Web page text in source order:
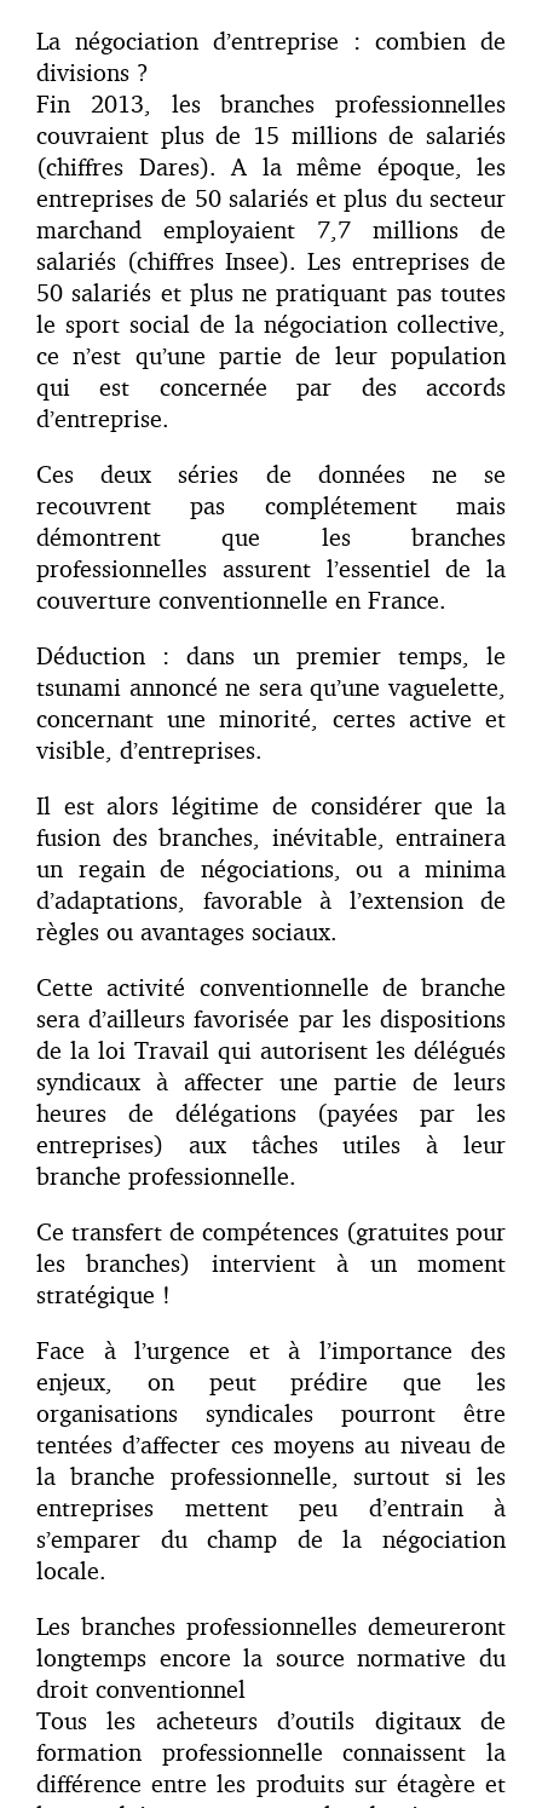
La négociation d’entreprise : combien de
divisions ?
Fin 2013, les branches professionnelles
couvraient plus de 15 millions de salariés
(chiffres Dares). A la même époque, les
entreprises de 50 salariés et plus du secteur
marchand employaient 7,7 millions de
salariés (chiffres Insee). Les entreprises de
50 salariés et plus ne pratiquant pas toutes
le sport social de la négociation collective,
ce n’est qu’une partie de leur population
qui est concernée par des accords
d’entreprise.
Ces deux séries de données ne se
recouvrent pas complétement mais
démontrent que les branches
professionnelles assurent l’essentiel de la
couverture conventionnelle en France.
Déduction : dans un premier temps, le
tsunami annoncé ne sera qu’une vaguelette,
concernant une minorité, certes active et
visible, d’entreprises.
Il est alors légitime de considérer que la
fusion des branches, inévitable, entrainera
un regain de négociations, ou a minima
d’adaptations, favorable à l’extension de
règles ou avantages sociaux.
Cette activité conventionnelle de branche
sera d’ailleurs favorisée par les dispositions
de la loi Travail qui autorisent les délégués
syndicaux à affecter une partie de leurs
heures de délégations (payées par les
entreprises) aux tâches utiles à leur
branche professionnelle.
Ce transfert de compétences (gratuites pour
les branches) intervient à un moment
stratégique !
Face à l’urgence et à l’importance des
enjeux, on peut prédire que les
organisations syndicales pourront être
tentées d’affecter ces moyens au niveau de
la branche professionnelle, surtout si les
entreprises mettent peu d’entrain à
s’emparer du champ de la négociation
locale.
Les branches professionnelles demeureront
longtemps encore la source normative du
droit conventionnel
Tous les acheteurs d’outils digitaux de
formation professionnelle connaissent la
différence entre les produits sur étagère et